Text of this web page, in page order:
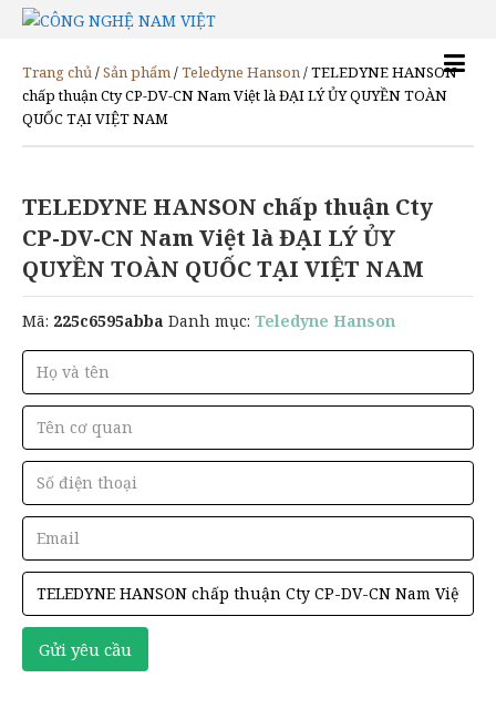
Trang chủ/Sản phẩm/Teledyne Hanson/ TELEDYNE HANSON
chấp thuận Cty CP-DV-CN Nam Việt là ĐẠI LÝ ỦY QUYỀN TOÀN
QUỐC TẠI VIỆT NAM
TELEDYNE HANSON chấp thuận Cty
CP-DV-CN Nam Việt là ĐẠI LÝ ỦY
QUYỀN TOÀN QUỐC TẠI VIỆT NAM
Mã: 225c6595abba Danh mục: Teledyne Hanson